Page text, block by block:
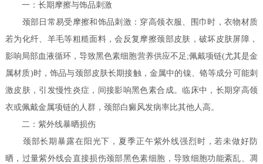
一：长期摩擦与饰品刺激
颈部日常易受摩擦和饰品刺激：穿高领衣服、围巾时，衣物材质
若为化纤、羊毛等粗糙面料，会反复摩擦颈部皮肤，破坏皮肤屏障，
影响局部血液循环，导致黑色素细胞营养供应不足;佩戴项链(尤其是金
属材质)时，饰品与颈部皮肤长期接触，金属中的镍、铬等成分可能刺
激皮肤，引发慢性炎症，间接影响黑色素合成。临床中，长期穿高领
衣或佩戴金属项链的人群，颈部白癜风发病率比其他人高。
二：紫外线暴晒损伤
颈部长期暴露在阳光下，夏季正午紫外线强烈时，若未做好防
晒，过量紫外线会直接损伤颈部黑色素细胞，导致细胞功能紊乱、凋